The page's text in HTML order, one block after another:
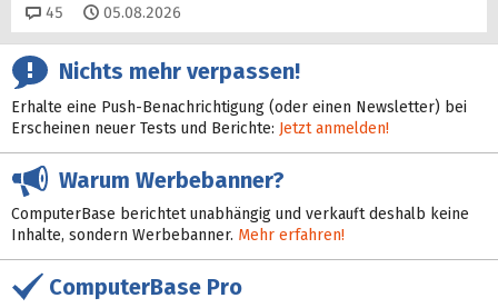
45 Kommentare
05.08.2026
Nichts mehr verpassen!
Erhalte eine Push-Benachrichtigung (oder einen Newsletter) bei
Erscheinen neuer Tests und Berichte: Jetzt anmelden!
Warum Werbebanner?
ComputerBase berichtet unabhängig und verkauft deshalb keine
Inhalte, sondern Werbebanner. Mehr erfahren!
ComputerBase Pro